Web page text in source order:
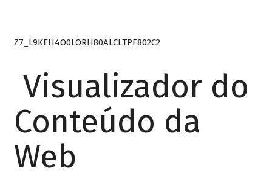
Z7_L9KEH4O0LORH80ALCLTPF802C2
Visualizador do
Conteúdo da
Web